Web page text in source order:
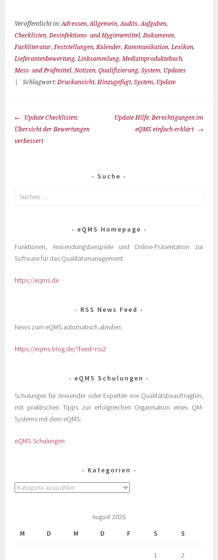
Veröffentlicht in:Adressen,Allgemein,Audits,Aufgaben,
Checklisten,Desinfektions- und Hygienemittel,Dokumente,
Fachliteratur,Feststellungen,Kalender,Kommunikation,Lexikon,
Lieferantenbewertung,Linksammlung,Medizinproduktebuch,
Mess- und Prüfmittel,Notizen,Qualifizierung,System, Updates
Schlagwort:Druckansicht,Hinzugefügt,System, Update
Update Checklisten:
Übersicht der Bewertungen
verbessert
Update Hilfe: Berechtigungen im
eQMS einfach erklärt
Suche
eQMS Homepage
Funktionen, Anwendungsbeispiele und Online-Präsentation zur
Software für das Qualitätsmanagement:
https://eqms.de
RSS News Feed
News zum eQMS automatisch abrufen:
https://eqms-blog.de/?feed=rss2
eQMS Schulungen
Schulungen für Anwender oder Experten wie Qualitätsbeauftragten,
mit praktischen Tipps zur erfolgreichen Organisation eines QM-
Systems mit dem eQMS:
eQMS Schulungen
Kategorien
August 2026
M
D M D F S S
1 2